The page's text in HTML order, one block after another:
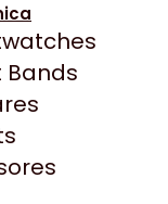
Bands